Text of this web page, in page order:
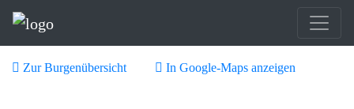
Zur Burgenübersicht In Google-Maps anzeigen